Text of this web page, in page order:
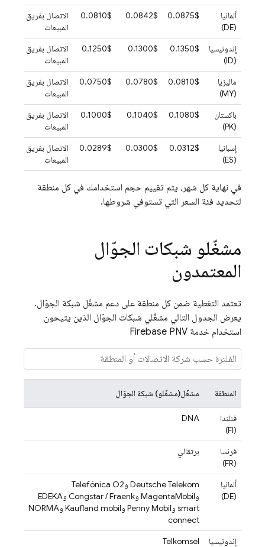
ألمانيا
(DE)
0.0875$
0.0842$
0.0810$
الاتصال بفريق
المبيعات
إندونيسيا
(ID)
0.1350$
0.1300$
0.1250$
الاتصال بفريق
المبيعات
ماليزيا
(MY)
0.0810$
0.0780$
0.0750$
الاتصال بفريق
المبيعات
باكستان
(PK)
0.1080$
0.1040$
0.1000$
الاتصال بفريق
المبيعات
إسبانيا
(ES)
0.0312$
0.0300$
0.0289$
الاتصال بفريق
المبيعات
في نهاية كل شهر، يتم تقييم حجم استخدامك في كل منطقة
لتحديد فئة السعر التي تستوفي شروطها.
مشغّلو شبكات الجوّال
المعتمدون
تعتمد التغطية ضمن كل منطقة على دعم مشغّل شبكة الجوّال.
يعرض الجدول التالي مشغّلي شبكات الجوّال الذين يتيحون
استخدام خدمة Firebase PNV
المنطقة مشغّل(مشغّلو) شبكة الجوّال
فنلندا
(FI)
DNA
فرنسا
(FR)
برتقالي
ألمانيا
(DE)
Deutsche Telekom وTelefónica O2
وMagentaMobil وCongstar / Fraenk وEDEKA
smart وPenny Mobil وKaufland mobil وNORMA
connect
إندونيسيا
Telkomsel